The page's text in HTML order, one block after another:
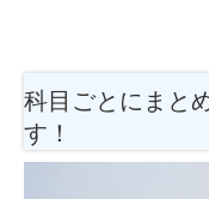
科目ごとにまと
す！